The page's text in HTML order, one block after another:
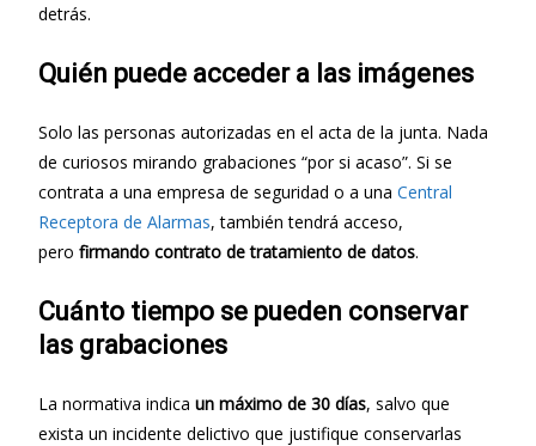
detrás.
Quién puede acceder a las imágenes
Solo las personas autorizadas en el acta de la junta. Nada
de curiosos mirando grabaciones “por si acaso”. Si se
contrata a una empresa de seguridad o a una Central
Receptora de Alarmas, también tendrá acceso,
pero firmando contrato de tratamiento de datos.
Cuánto tiempo se pueden conservar
las grabaciones
La normativa indica un máximo de 30 días, salvo que
exista un incidente delictivo que justifique conservarlas